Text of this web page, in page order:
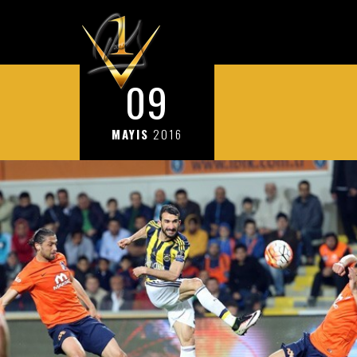
09
MAYIS 2016